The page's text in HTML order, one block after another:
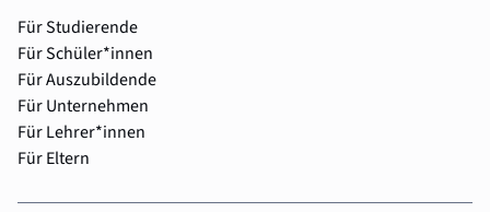
Für Studierende
Für Schüler*innen
Für Auszubildende
Für Unternehmen
Für Lehrer*innen
Für Eltern